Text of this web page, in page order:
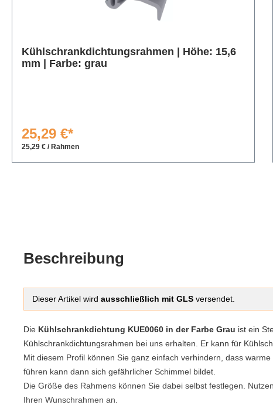
Kühlschrankdichtungsrahmen | Höhe: 15,6
mm | Farbe: grau
25,29 €*
25,29 € / Rahmen
Beschreibung
Dieser Artikel wird ausschließlich mit GLS versendet.
Die Kühlschrankdichtung KUE0060 in der Farbe Grau ist ein
Kühlschrankdichtungsrahmen bei uns erhalten. Er kann für
Mit diesem Profil können Sie ganz einfach verhindern, dass
führen kann dann sich gefährlicher Schimmel bildet.
Die Größe des Rahmens können Sie dabei selbst festlegen.
Ihren Wunschrahmen an.